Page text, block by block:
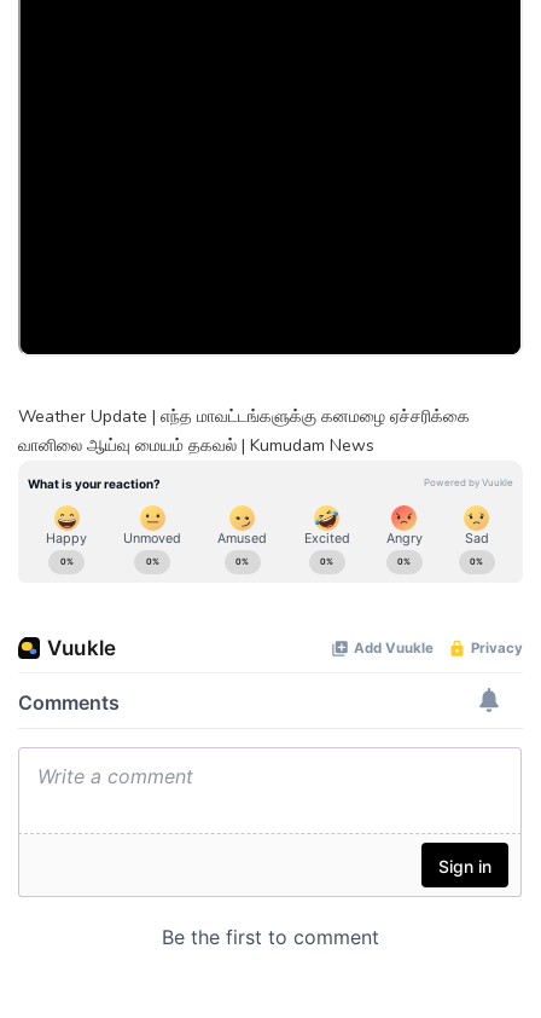
Weather Update | எந்த மாவட்டங்களுக்கு கனமழை ஏச்சரிக்கை
வானிலை ஆய்வு மையம் தகவல் | Kumudam News